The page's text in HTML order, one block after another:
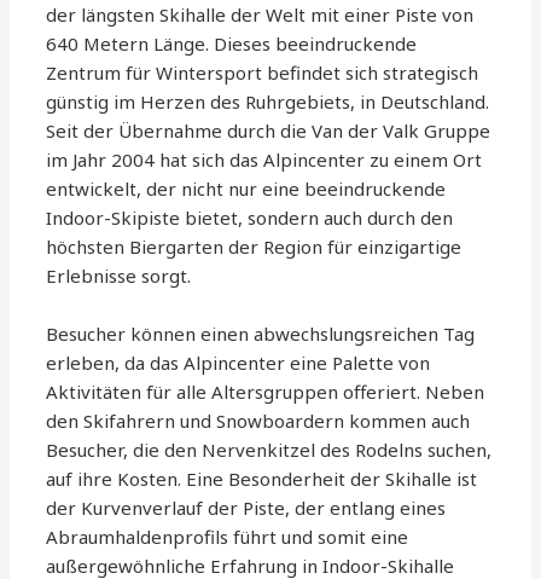
der längsten Skihalle der Welt mit einer Piste von
640 Metern Länge. Dieses beeindruckende
Zentrum für Wintersport befindet sich strategisch
günstig im Herzen des Ruhrgebiets, in Deutschland.
Seit der Übernahme durch die Van der Valk Gruppe
im Jahr 2004 hat sich das Alpincenter zu einem Ort
entwickelt, der nicht nur eine beeindruckende
Indoor-Skipiste bietet, sondern auch durch den
höchsten Biergarten der Region für einzigartige
Erlebnisse sorgt.
Besucher können einen abwechslungsreichen Tag
erleben, da das Alpincenter eine Palette von
Aktivitäten für alle Altersgruppen offeriert. Neben
den Skifahrern und Snowboardern kommen auch
Besucher, die den Nervenkitzel des Rodelns suchen,
auf ihre Kosten. Eine Besonderheit der Skihalle ist
der Kurvenverlauf der Piste, der entlang eines
Abraumhaldenprofils führt und somit eine
außergewöhnliche Erfahrung in Indoor-Skihalle